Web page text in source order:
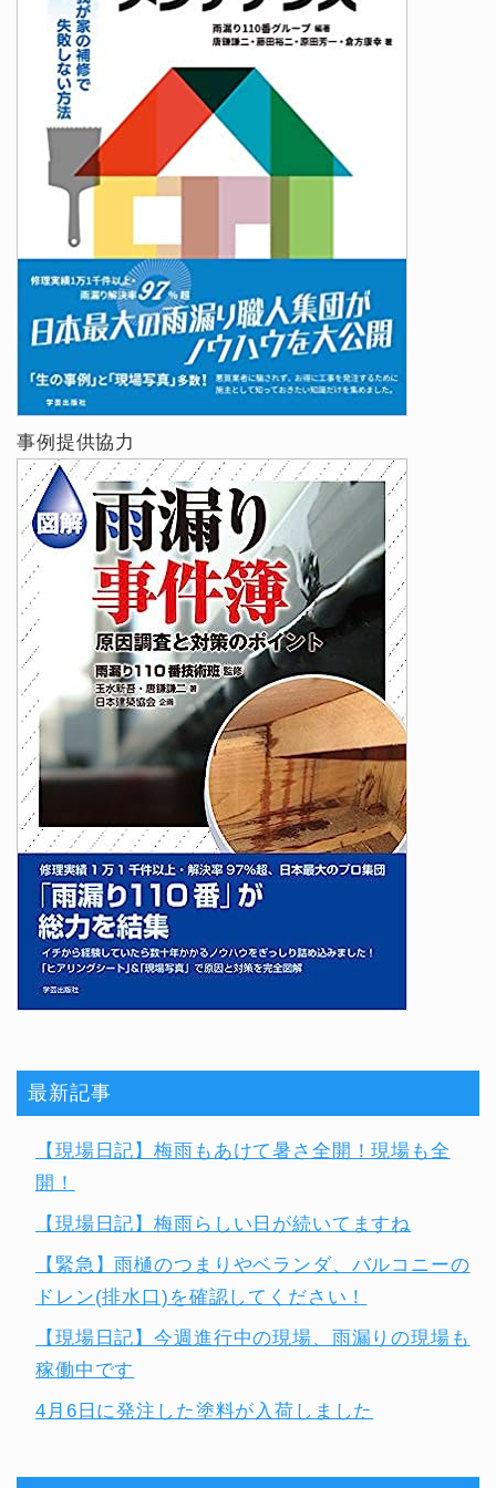
事例提供協力
最新記事
【現場日記】梅雨もあけて暑さ全開！現場も全
開！
【現場日記】梅雨らしい日が続いてますね
【緊急】雨樋のつまりやベランダ、バルコニーの
ドレン(排水口)を確認してください！
【現場日記】今週進行中の現場、雨漏りの現場も
稼働中です
4月6日に発注した塗料が入荷しました